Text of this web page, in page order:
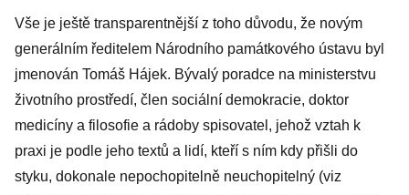
Vše je ještě transparentnější z toho důvodu, že novým
generálním ředitelem Národního památkového ústavu byl
jmenován Tomáš Hájek. Bývalý poradce na ministerstvu
životního prostředí, člen sociální demokracie, doktor
medicíny a filosofie a rádoby spisovatel, jehož vztah k
praxi je podle jeho textů a lidí, kteří s ním kdy přišli do
styku, dokonale nepochopitelně neuchopitelný (viz